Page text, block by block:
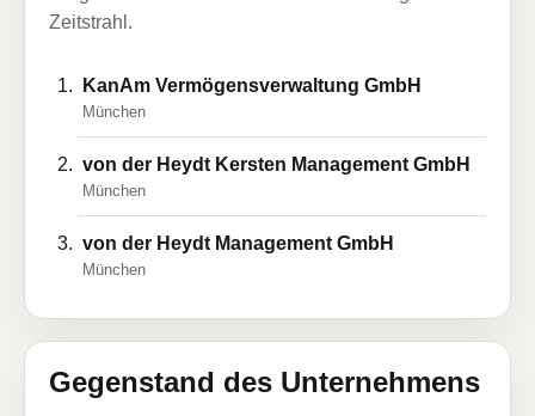
Zeitstrahl.
KanAm Vermögensverwaltung GmbH
München
von der Heydt Kersten Management GmbH
München
von der Heydt Management GmbH
München
Gegenstand des Unternehmens